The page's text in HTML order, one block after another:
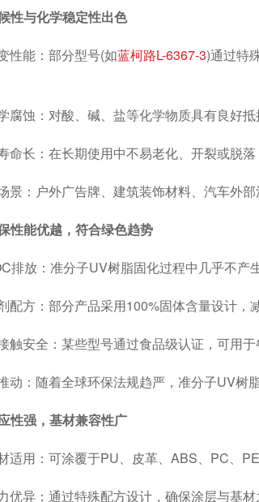
性与化学稳定性出色
能：部分型号(如蓝柯路L-6367-3)通过特
蚀：对酸、碱、盐等化学物质具有良好抵
长：在长期使用中不易老化、开裂或脱落
：户外广告牌、建筑装饰材料、汽车外部
性能优越，符合绿色趋势
放：准分子UV树脂固化过程中几乎不产
方：部分产品采用100%固体含量设计，减
安全：某些型号通过食品级认证，可用于
：随着全球环保法规趋严，准分子UV树脂
性强，基材兼容性广
用：可涂覆于PU、皮革、ABS、PC、
异：通过特殊配方设计，确保涂层与基材